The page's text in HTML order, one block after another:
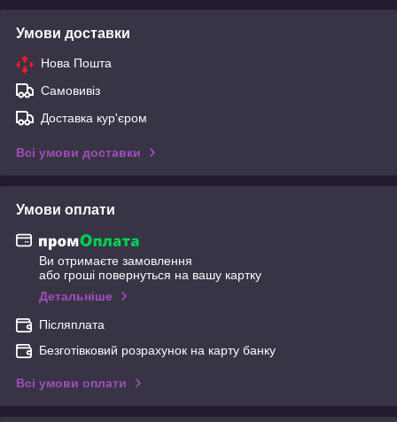
Умови доставки
Нова Пошта
Самовивіз
Доставка кур'єром
Всі умови доставки
Умови оплати
Ви отримаєте замовлення
або гроші повернуться на вашу картку
Детальніше
Післяплата
Безготівковий розрахунок на карту банку
Всі умови оплати